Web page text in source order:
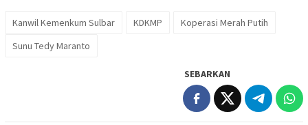
Kanwil Kemenkum Sulbar KDKMP
Koperasi Merah Putih
Sunu Tedy Maranto
SEBARKAN